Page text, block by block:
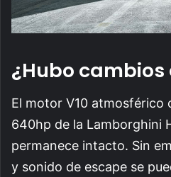
¿Hubo cambios
El motor V10 atmosférico
640hp de la Lamborghini
permanece intacto. Sin
y sonido de escape se